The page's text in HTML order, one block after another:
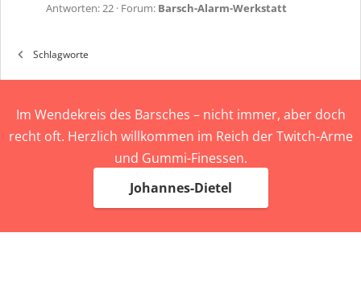
Antworten: 22 Forum: Barsch-Alarm-Werkstatt
Schlagworte
Im Wendekreis des Barsches – nicht immer, aber doch
recht oft. Herzlich willkommen im Reich der Twitch-Arme
und Gummi-Finessen.
Johannes-Dietel